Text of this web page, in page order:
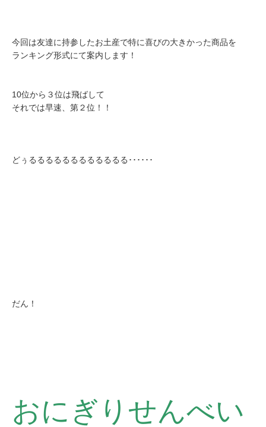
今回は友達に持参したお土産で特に喜びの大きかった商品を
ランキング形式にて案内します！
10位から３位は飛ばして
それでは早速、第２位！！
どぅるるるるるるるるるるるる･･････
だん！
おにぎりせんべい